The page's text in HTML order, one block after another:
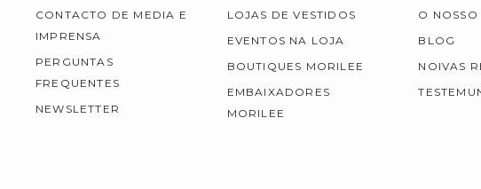
CONTACTO DE MEDIA E
IMPRENSA
PERGUNTAS
FREQUENTES
NEWSLETTER
LOJAS DE VESTIDOS
EVENTOS NA LOJA
BOUTIQUES MORILEE
EMBAIXADORES
MORILEE
O NOSSO
BLOG
NOIVAS